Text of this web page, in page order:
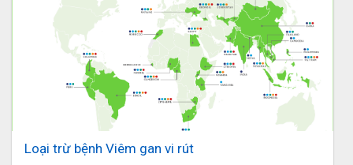
Loại trừ bệnh Viêm gan vi rút